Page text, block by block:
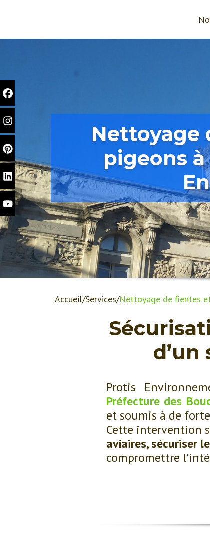
Nettoyage
pigeons
Accueil Services Nettoyage de fientes
Protis
Préfecture des
et soumis à de
Cette intervention
aviaires, sécuriser
compromettre